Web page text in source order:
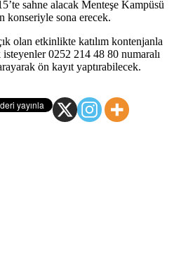
sahne alacak Menteşe Kampüsü
konseriyle sona erecek.
olan etkinlikte katılım kontenjanla
isteyenler 0252 214 48 80 numaralı
ön kayıt yaptırabilecek.